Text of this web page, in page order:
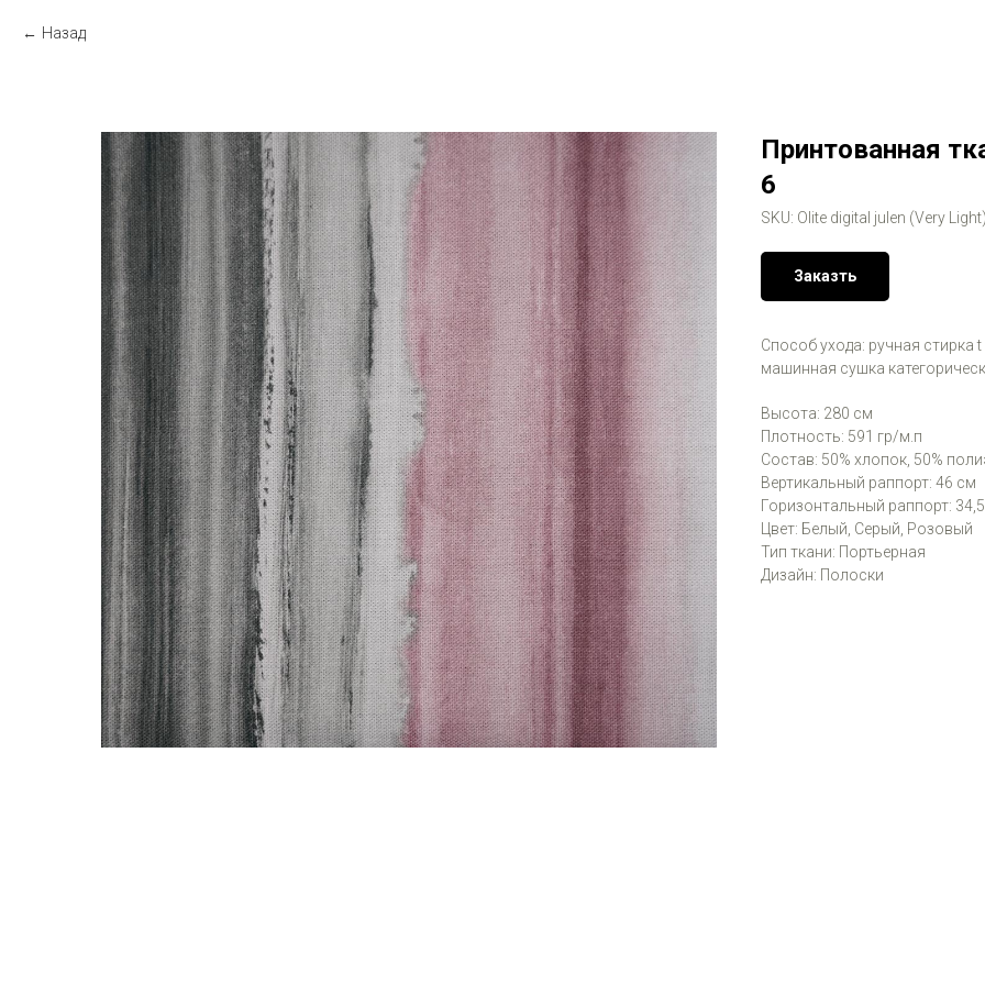
Назад
Принтованная
6
SKU: Olite digital julen (Very
Заказть
Способ ухода: ручная стирка
машинная сушка
Высота: 280 см
Плотность: 591 гр/м.п
Состав: 50% хлопок, 50%
Вертикальный раппорт: 46 см
Горизонтальный раппорт:
Цвет: Белый, Серый, Розовый
Тип ткани: Портьерная
Дизайн: Полоски